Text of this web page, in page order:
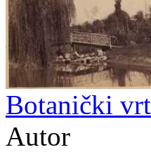
Botanički
Autor